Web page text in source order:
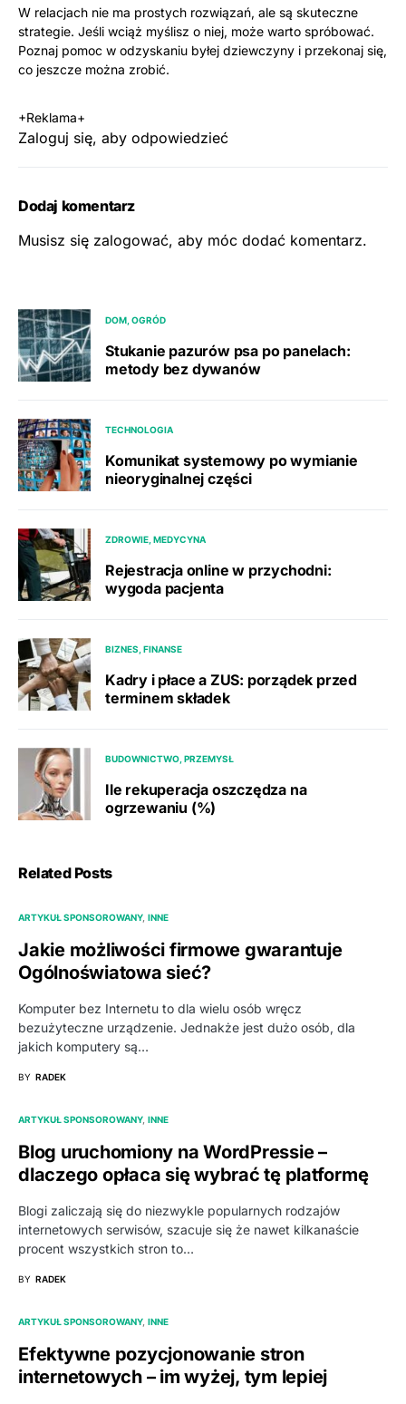
W relacjach nie ma prostych rozwiązań, ale są skuteczne
strategie. Jeśli wciąż myślisz o niej, może warto spróbować.
Poznaj pomoc w odzyskaniu byłej dziewczyny i przekonaj się,
co jeszcze można zrobić.
+Reklama+
Zaloguj się, aby odpowiedzieć
Dodaj komentarz
Musisz się zalogować, aby móc dodać komentarz.
DOM, OGRÓD
Stukanie pazurów psa po panelach:
metody bez dywanów
TECHNOLOGIA
Komunikat systemowy po wymianie
nieoryginalnej części
ZDROWIE, MEDYCYNA
Rejestracja online w przychodni:
wygoda pacjenta
BIZNES, FINANSE
Kadry i płace a ZUS: porządek przed
terminem składek
BUDOWNICTWO, PRZEMYSŁ
Ile rekuperacja oszczędza na
ogrzewaniu (%)
Related Posts
ARTYKUŁ SPONSOROWANY INNE
Jakie możliwości firmowe gwarantuje
Ogólnoświatowa sieć?
Komputer bez Internetu to dla wielu osób wręcz
bezużyteczne urządzenie. Jednakże jest dużo osób, dla
jakich komputery są…
BY RADEK
ARTYKUŁ SPONSOROWANY INNE
Blog uruchomiony na WordPressie –
dlaczego opłaca się wybrać tę platformę
Blogi zaliczają się do niezwykle popularnych rodzajów
internetowych serwisów, szacuje się że nawet kilkanaście
procent wszystkich stron to…
BY RADEK
ARTYKUŁ SPONSOROWANY INNE
Efektywne pozycjonowanie stron
internetowych – im wyżej, tym lepiej